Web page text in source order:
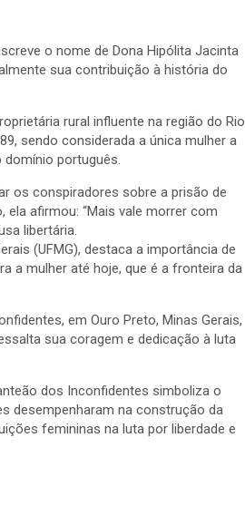
o nome de Dona Hipólita Jacinta
sua contribuição à história do
rural influente na região do Rio
sendo considerada a única mulher a
domínio português.
os conspiradores sobre a prisão de
ela afirmou: “Mais vale morrer com
libertária.
(UFMG), destaca a importância de
a mulher até hoje, que é a fronteira da
em Ouro Preto, Minas Gerais,
sua coragem e dedicação à luta
dos Inconfidentes simboliza o
desempenharam na construção da
femininas na luta por liberdade e